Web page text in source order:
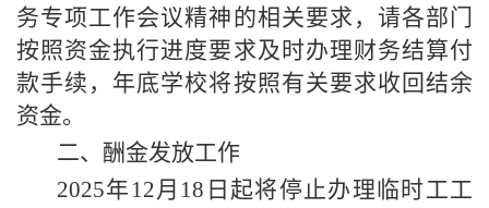
务专项工作会议精神的相关要求，请各部门
按照资金执行进度要求及时办理财务结算付
款手续，年底学校将按照有关要求收回结余
资金。
二、酬金发放工作
2025年 12月18日起将停止办理临时工工